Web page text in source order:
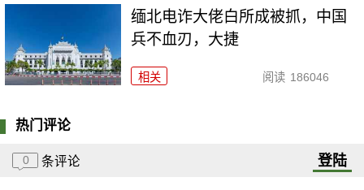
缅北电诈大佬白所成被抓，中国
兵不血刃，大捷
相关 阅读 186046
热门评论
0 条评论 登陆